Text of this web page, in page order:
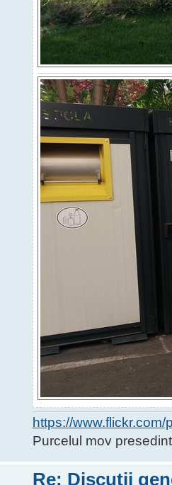
https://
Purcelul mov
Re: Discuţii